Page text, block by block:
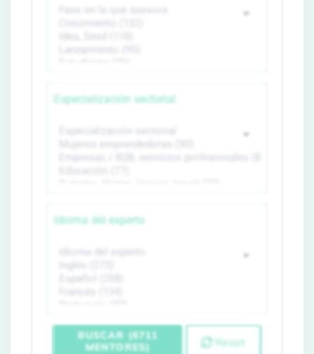
Especialización sectorial
Idioma del experto
BUSCAR (6711
MENTORES)
Reset